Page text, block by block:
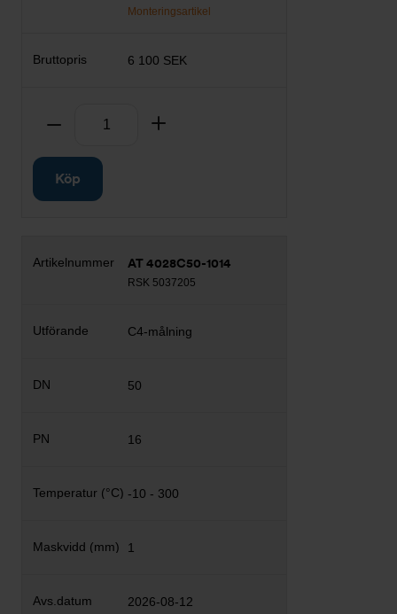
Monteringsartikel
6 100 SEK
Ta bort
Köp
AT 4028C50-1014
RSK 5037205
C4-målning
50
16
-10 - 300
1
2026-08-12